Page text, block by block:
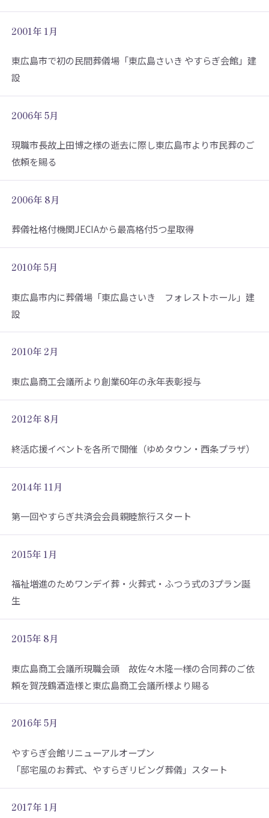
2001年 1月
東広島市で初の民間葬儀場「東広島さいき やすらぎ会館」建
設
2006年 5月
現職市長故上田博之様の逝去に際し東広島市より市民葬のご
依頼を賜る
2006年 8月
葬儀社格付機関JECIAから最高格付5つ星取得
2010年 5月
東広島市内に葬儀場「東広島さいき フォレストホール」建
設
2010年 2月
東広島商工会議所より創業60年の永年表彰授与
2012年 8月
終活応援イベントを各所で開催（ゆめタウン・西条プラザ）
2014年 11月
第一回やすらぎ共済会会員親睦旅行スタート
2015年 1月
福祉増進のためワンデイ葬・火葬式・ふつう式の3プラン誕
生
2015年 8月
東広島商工会議所現職会頭 故佐々木隆一様の合同葬のご依
頼を賀茂鶴酒造様と東広島商工会議所様より賜る
2016年 5月
やすらぎ会館リニューアルオープン
「邸宅風のお葬式、やすらぎリビング葬儀」スタート
2017年 1月